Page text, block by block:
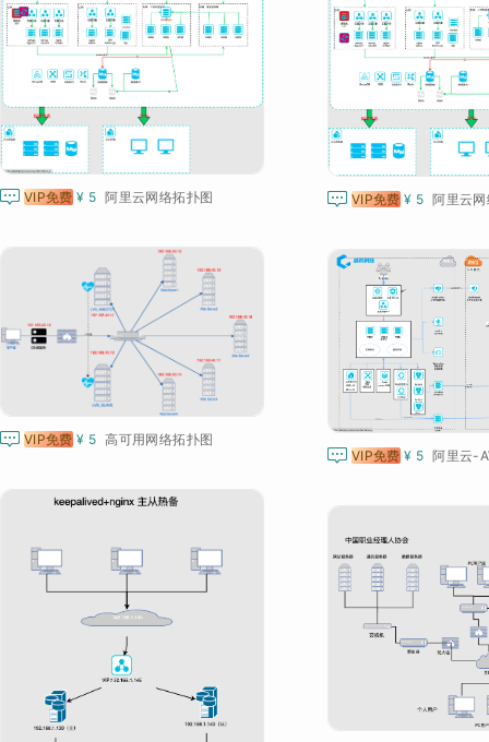
 VIP免费 ¥ 5 阿里云网络拓扑图  VIP免费 ¥ 5 阿里云
 VIP免费 ¥ 5 高可用网络拓扑图
 VIP免费 ¥ 5 阿里云-